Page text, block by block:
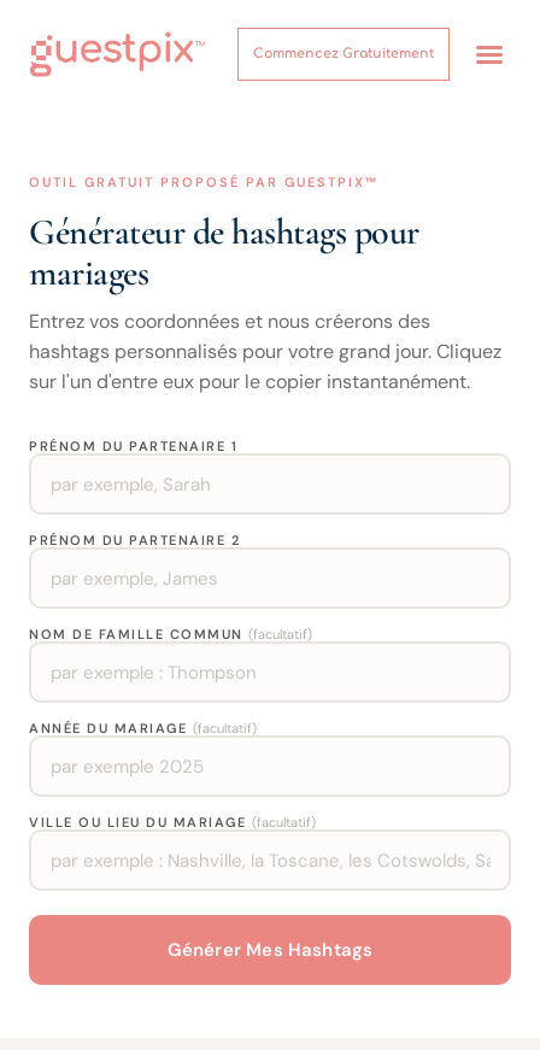
Commencez Gratuitement
OUTIL GRATUIT PROPOSÉ PAR GUESTPIX™
Générateur de hashtags pour
mariages
Entrez vos coordonnées et nous créerons des
hashtags personnalisés pour votre grand jour. Cliquez
sur l'un d'entre eux pour le copier instantanément.
PRÉNOM DU PARTENAIRE 1
PRÉNOM DU PARTENAIRE 2
NOM DE FAMILLE COMMUN (facultatif)
ANNÉE DU MARIAGE (facultatif)
VILLE OU LIEU DU MARIAGE (facultatif)
Générer Mes Hashtags